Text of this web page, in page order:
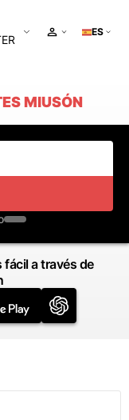
ES
MIUSÓN
fácil a través de